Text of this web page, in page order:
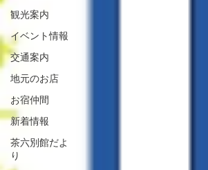
観光案内
イベント情報
交通案内
地元のお店
お宿仲間
新着情報
茶六別館だよ
り